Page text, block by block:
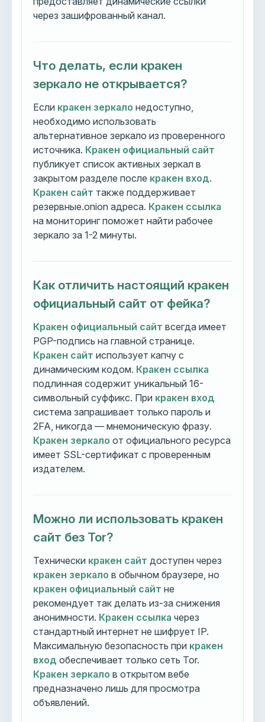
через зашифрованный канал.
Что делать, если кракен
зеркало не открывается?
Если кракен зеркало недоступно,
необходимо использовать
альтернативное зеркало из проверенного
источника. Кракен официальный сайт
публикует список активных зеркал в
закрытом разделе после кракен вход.
Кракен сайт также поддерживает
резервные.onion адреса. Кракен ссылка
на мониторинг поможет найти рабочее
зеркало за 1-2 минуты.
Как отличить настоящий кракен
официальный сайт от фейка?
Кракен официальный сайт всегда имеет
PGP-подпись на главной странице.
Кракен сайт использует капчу с
динамическим кодом. Кракен ссылка
подлинная содержит уникальный 16-
символьный суффикс. При кракен вход
система запрашивает только пароль и
2FA, никогда — мнемоническую фразу.
Кракен зеркало от официального ресурса
имеет SSL-сертификат с проверенным
издателем.
Можно ли использовать кракен
сайт без Tor?
Технически кракен сайт доступен через
кракен зеркало в обычном браузере, но
кракен официальный сайт не
рекомендует так делать из-за снижения
анонимности. Кракен ссылка через
стандартный интернет не шифрует IP.
Максимальную безопасность при кракен
вход обеспечивает только сеть Tor.
Кракен зеркало в открытом вебе
предназначено лишь для просмотра
объявлений.